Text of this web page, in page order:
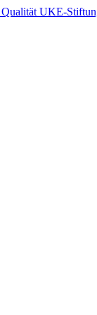
Qualität UKE-